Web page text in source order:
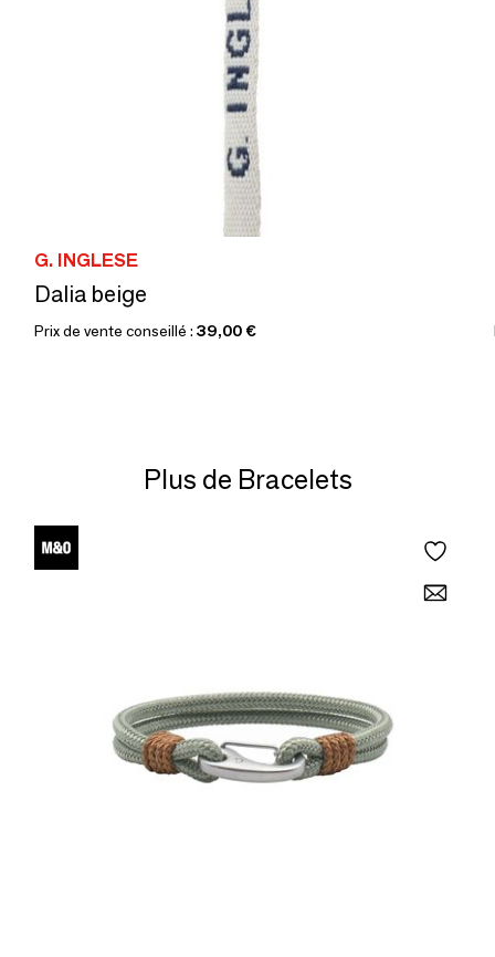
G. INGLESE
Dalia beige
Prix de vente conseillé : 39,00 €
Plus de Bracelets